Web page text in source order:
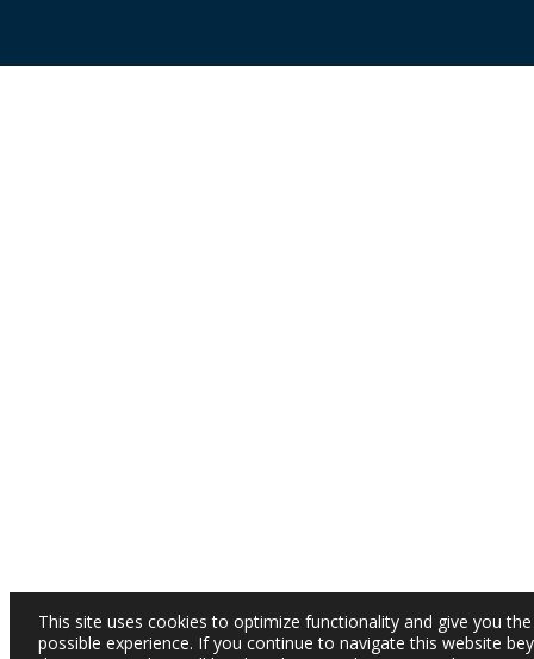
This site uses cookies to optimize functionality and give you
possible experience. If you continue to navigate this website